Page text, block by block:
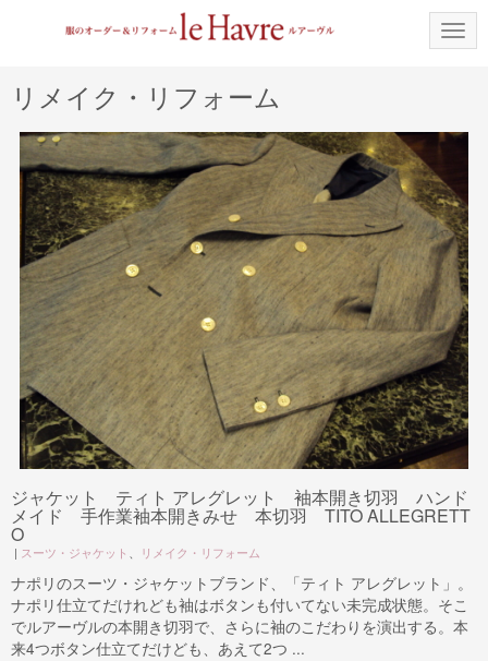
N
a
t
n
リメイク・リフォーム
ジャケット ティト アレグレット 袖本開き切羽 ハンド
メイド 手作業袖本開きみせ 本切羽 TITO ALLEGRETT
O
| スーツ・ジャケット 、 リメイク・リフォーム
ナポリのスーツ・ジャケットブランド、「ティト アレグレット」。
ナポリ仕立てだけれども袖はボタンも付いてない未完成状態。そこ
でルアーヴルの本開き切羽で、さらに袖のこだわりを演出する。本
来4つボタン仕立てだけども、あえて2つ ...